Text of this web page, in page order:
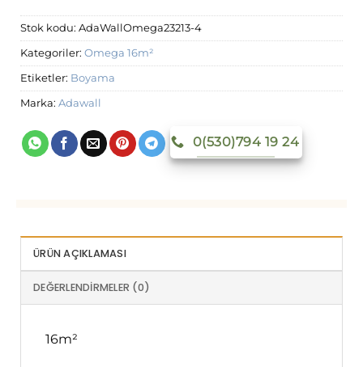
Stok kodu: AdaWallOmega23213-4
Kategoriler: Omega 16m²
Etiketler: Boyama
Marka: Adawall
0(530)794 19 24
ÜRÜN AÇIKLAMASI
DEĞERLENDIRMELER (0)
16m²